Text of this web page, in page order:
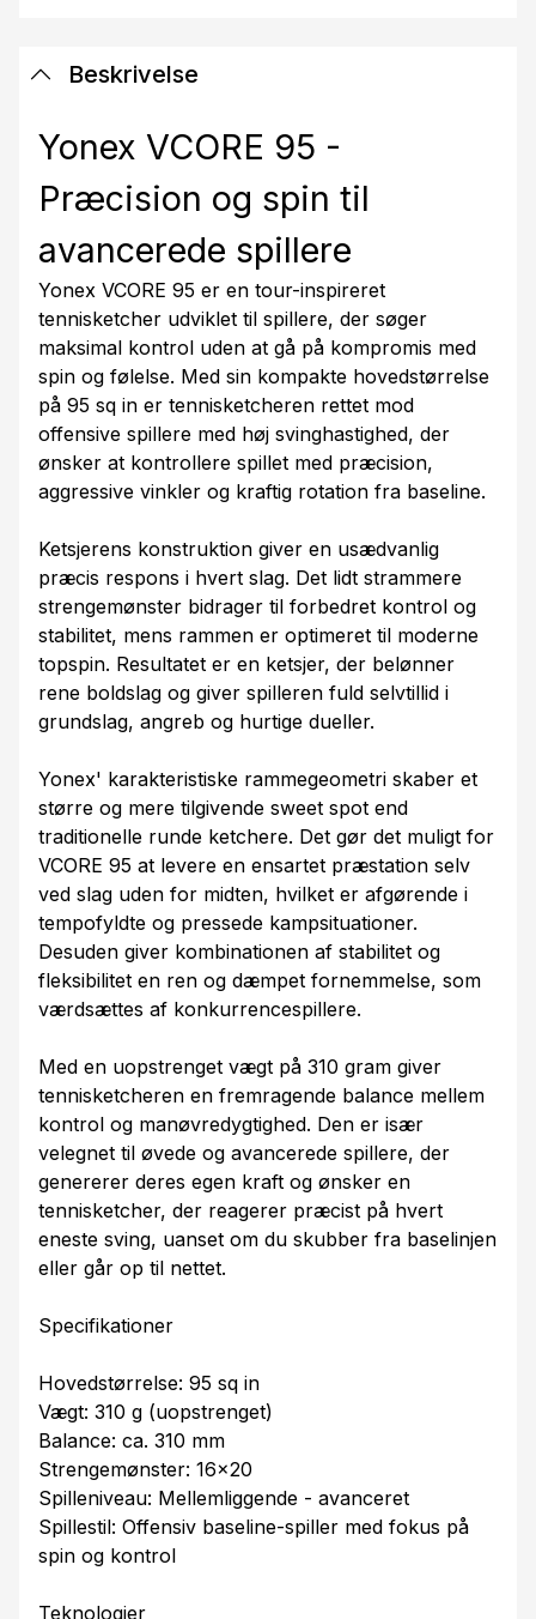
Beskrivelse
Yonex VCORE 95 -
Præcision og spin til
avancerede spillere
Yonex VCORE 95 er en tour-inspireret
tennisketcher udviklet til spillere, der søger
maksimal kontrol uden at gå på kompromis med
spin og følelse. Med sin kompakte hovedstørrelse
på 95 sq in er tennisketcheren rettet mod
offensive spillere med høj svinghastighed, der
ønsker at kontrollere spillet med præcision,
aggressive vinkler og kraftig rotation fra baseline.
Ketsjerens konstruktion giver en usædvanlig
præcis respons i hvert slag. Det lidt strammere
strengemønster bidrager til forbedret kontrol og
stabilitet, mens rammen er optimeret til moderne
topspin. Resultatet er en ketsjer, der belønner
rene boldslag og giver spilleren fuld selvtillid i
grundslag, angreb og hurtige dueller.
Yonex' karakteristiske rammegeometri skaber et
større og mere tilgivende sweet spot end
traditionelle runde ketchere. Det gør det muligt for
VCORE 95 at levere en ensartet præstation selv
ved slag uden for midten, hvilket er afgørende i
tempofyldte og pressede kampsituationer.
Desuden giver kombinationen af stabilitet og
fleksibilitet en ren og dæmpet fornemmelse, som
værdsættes af konkurrencespillere.
Med en uopstrenget vægt på 310 gram giver
tennisketcheren en fremragende balance mellem
kontrol og manøvredygtighed. Den er især
velegnet til øvede og avancerede spillere, der
genererer deres egen kraft og ønsker en
tennisketcher, der reagerer præcist på hvert
eneste sving, uanset om du skubber fra baselinjen
eller går op til nettet.
Specifikationer
Hovedstørrelse: 95 sq in
Vægt: 310 g (uopstrenget)
Balance: ca. 310 mm
Strengemønster: 16×20
Spilleniveau: Mellemliggende - avanceret
Spillestil: Offensiv baseline-spiller med fokus på
spin og kontrol
Teknologier